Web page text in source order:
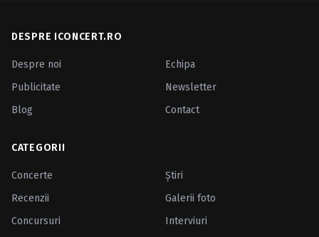
DESPRE ICONCERT.RO
Despre noi
Echipa
Publicitate
Newsletter
Blog
Contact
CATEGORII
Concerte
Ştiri
Recenzii
Galerii foto
Concursuri
Interviuri